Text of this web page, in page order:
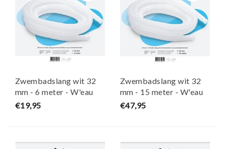
Zwembadslang wit 32
mm - 6 meter - W'eau
€19,95
Zwembadslang wit 32
mm - 15 meter - W'eau
€47,95